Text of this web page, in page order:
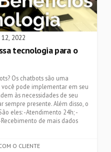
2022
tecnologia para o
Os chatbots são uma
pode implementar em seu
às necessidades de seu
sempre presente. Além disso, o
eles: -Atendimento 24h; -
de mais dados
O CLIENTE